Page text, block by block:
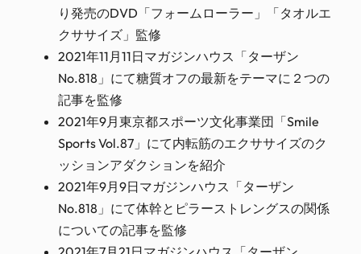
り発売のDVD「フォームローラー」「タオルエ
クササイズ」監修
2021年11月11日マガジンハウス「ターザン
No.818」にて糖質オフの最新をテーマに２つの
記事を監修
2021年9月東京都スポーツ文化事業団「Smile
Sports Vol.87」にて内転筋のエクササイズのク
ッションアダクションを紹介
2021年9月9日マガジンハウス「ターザン
No.818」にて体幹とピラーストレングスの関係
についての記事を監修